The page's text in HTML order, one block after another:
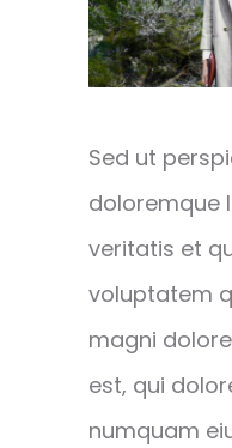
Sed ut
doloremque
veritatis et
voluptatem
magni
est, qui
numquam